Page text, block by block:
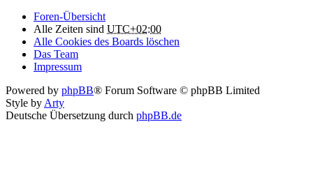
Foren-Übersicht
Alle Zeiten sind UTC+02:00
Alle Cookies des Boards löschen
Das Team
Impressum
Powered by phpBB® Forum Software © phpBB Limited
Style byArty
Deutsche Übersetzung durch phpBB.de